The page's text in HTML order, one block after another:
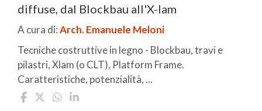
diffuse, dal Blockbau all'X-lam
A cura di:Arch. Emanuele Meloni
Tecniche costruttive in legno - Blockbau, travi e
pilastri, Xlam (o CLT), Platform Frame.
Caratteristiche, potenzialità, ...